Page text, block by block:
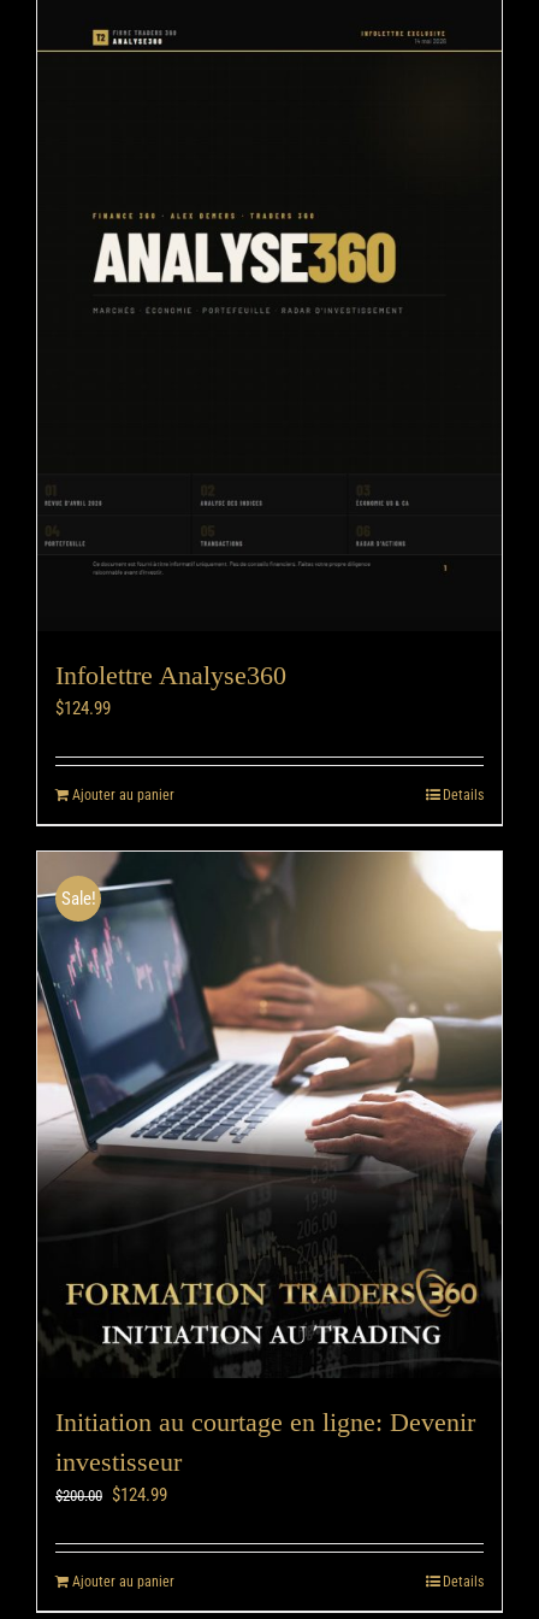
Infolettre Analyse360
$124.99
Ajouter au panier Details
Sale!
Initiation au courtage en ligne: Devenir
investisseur
$200.00 $124.99
Ajouter au panier Details